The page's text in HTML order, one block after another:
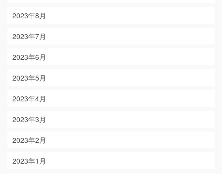
2023年8月
2023年7月
2023年6月
2023年5月
2023年4月
2023年3月
2023年2月
2023年1月